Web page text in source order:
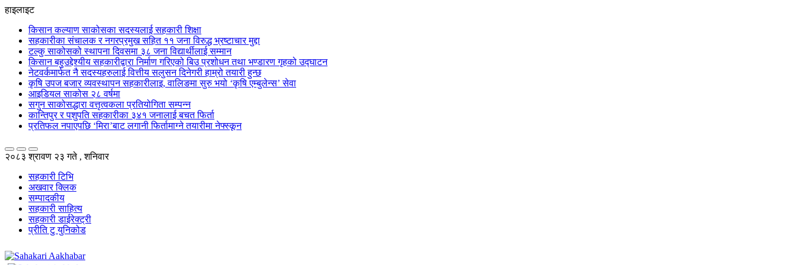
हाइलाइट
किसान कल्याण साकोसका सदस्यलाई सहकारी शिक्षा
सहकारीका संचालक र नगरप्रमुख सहित ११ जना विरुद्ध भ्रष्टाचार मुद्दा
टल्कु साकोसको स्थापना दिवसमा ३८ जना विद्यार्थीलाई सम्मान
किसान बहुउद्देश्यीय सहकारीद्वारा निर्माण गरिएको बिउ प्रशोधन तथा भण्डारण गृहको उद्घाटन
नेटवर्कमार्फत नै सदस्यहरुलाई वित्तीय सलुसन दिनेगरी हाम्रो तयारी हुन्छ
कृषि उपज बजार व्यवस्थापन सहकारीलाइ, वालिङमा सुरु भयो ‘कृषि एम्बुलेन्स’ सेवा
आइडियल साकोस २८ वर्षमा
सगुन साकोसद्धारा वत्तृत्वकला प्रतियोगिता सम्पन्न
कान्तिपुर र पशुपति सहकारीका ३४१ जनालाई बचत फिर्ता
प्रतिफल नपाएपछि ‘मिरा’बाट लगानी फिर्तामाग्ने तयारीमा नेफ्स्कून
२०८३ श्रावण २३ गते , शनिवार
सहकारी टिभि
अखवार क्लिक
सम्पादकीय
सहकारी साहित्य
सहकारी डाईरेक्ट्री
प्रीति टु युनिकोड